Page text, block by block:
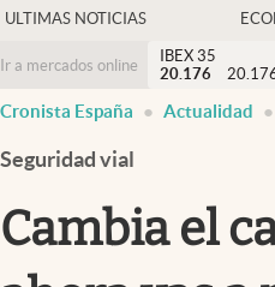
Criptomonedas
ULTIMAS NOTICIAS
Ir a mercados online
IBEX 35
20.176
Cronista España Actualidad
Seguridad vial
Cambia el